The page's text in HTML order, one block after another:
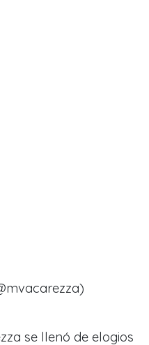
se llenó de elogios